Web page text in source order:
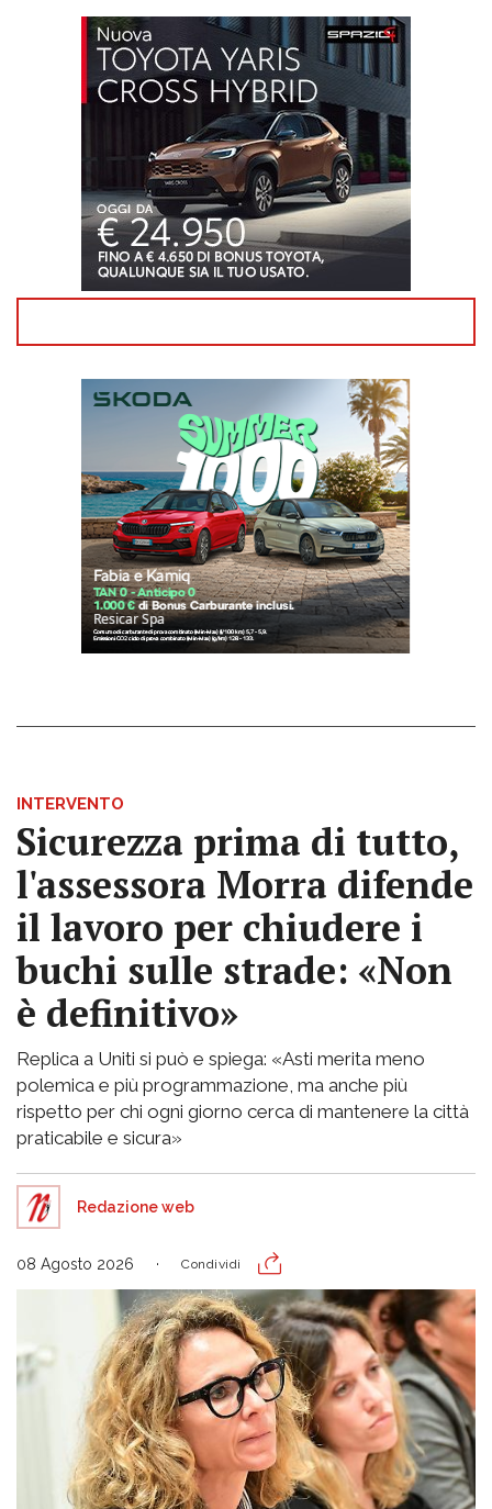
INTERVENTO
Sicurezza prima di tutto,
l'assessora Morra difende
il lavoro per chiudere i
buchi sulle strade: «Non
è definitivo»
Replica a Uniti si può e spiega: «Asti merita meno
polemica e più programmazione, ma anche più
rispetto per chi ogni giorno cerca di mantenere la città
praticabile e sicura»
Redazione web
08 Agosto 2026 Condividi